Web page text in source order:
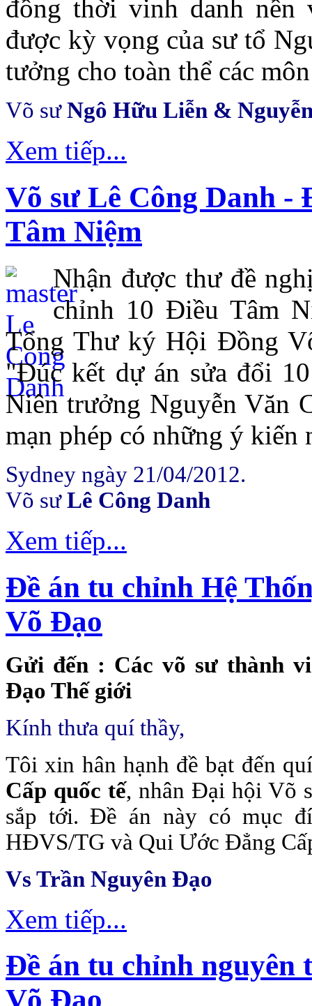
đồng thời vinh danh nền
được kỳ vọng của sư tổ
tưởng cho toàn thể các
Võ sư Ngô Hữu Liễn &
Xem tiếp...
Võ sư Lê Công Danh -
Tâm Niệm
Nhận được thư đề
chỉnh 10 Điều Tâm
Tổng Thư ký Hội Đồng
"Đúc kết dự án sửa đổi
Niên trưởng Nguyễn Văn
mạn phép có những ý kiến
Sydney ngày 21/04/2012.
Võ sưLê Công Danh
Xem tiếp...
Đề án tu chỉnh Hệ
Võ Đạo
Gửi đến : Các võ sư thành
Đạo Thế giới
Kính thưa quí thầy,
Tôi xin hân hạnh đề bạt đến
Cấp quốc tế, nhân Đại hội Võ
sắp tới. Đề án này có mục
HĐVS/TG và Qui Ước Đẳng
Vs Trần Nguyên Đạo
Xem tiếp...
Đề án tu chỉnh nguyên